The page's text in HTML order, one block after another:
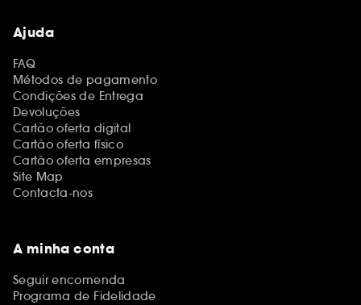
Ajuda
FAQ
Métodos de pagamento
Condições de Entrega
Devoluções
Cartão oferta digital
Cartão oferta físico
Cartão oferta empresas
Site Map
Contacta-nos
A minha conta
Seguir encomenda
Programa de Fidelidade